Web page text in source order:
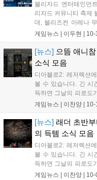
블리자드 엔터테인먼
리자드 커뮤니티 축제
데, 블리즈컨 아레나
공개됐다. 한국 팬들을
흥미진진한 최신 소식
게임뉴스 | 이두현 10-
[뉴스] 으뜸 애니
소식 모음
디아블로2: 레저렉션
볼 수 있습니다. 긴 시
득하면 그날의 피로도
템을 직접 활용해 캐릭
션 인벤의 득템/자랑
게임뉴스 | 이찬양 10-
[뉴스] 래더 초반
의 득템 소식 모음
디아블로2: 레저렉션
볼 수 있습니다. 긴 시
득하면 그날의 피로도
템을 직접 활용해 캐릭
게임뉴스 | 이찬양 10-